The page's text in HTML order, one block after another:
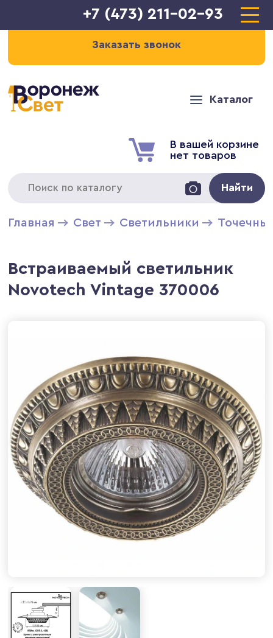
+7 (473) 211-02-93
Заказать звонок
Каталог
В вашей корзине
нет товаров
Найти
Главная Свет Светильники
Встраиваемый светильник
Novotech Vintage 370006